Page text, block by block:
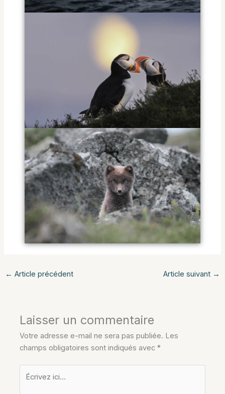
← Article précédent Article suivant →
Laisser un commentaire
Votre adresse e-mail ne sera pas publiée. Les
champs obligatoires sont indiqués avec*
Écrivez
ici…